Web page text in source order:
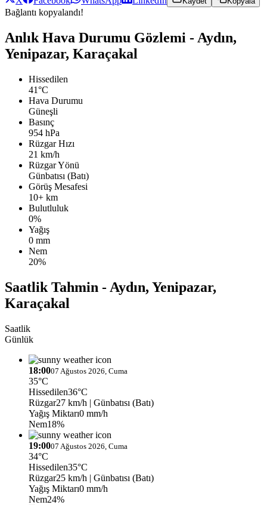
Bağlantı kopyalandı!
Anlık Hava Durumu Gözlemi - Aydın,
Yenipazar, Karaçakal
Hissedilen
41°C
Hava Durumu
Güneşli
Basınç
954 hPa
Rüzgar Hızı
21 km/h
Rüzgar Yönü
Günbatısı (Batı)
Görüş Mesafesi
10+ km
Bulutluluk
0%
Yağış
0 mm
Nem
20%
Saatlik Tahmin - Aydın, Yenipazar,
Karaçakal
Saatlik
Günlük
18:0007 Ağustos 2026, Cuma
35°C
Hissedilen36°C
Rüzgar27 km/h | Günbatısı (Batı)
Yağış Miktarı0 mm/h
Nem18%
19:0007 Ağustos 2026, Cuma
34°C
Hissedilen35°C
Rüzgar25 km/h | Günbatısı (Batı)
Yağış Miktarı0 mm/h
Nem24%